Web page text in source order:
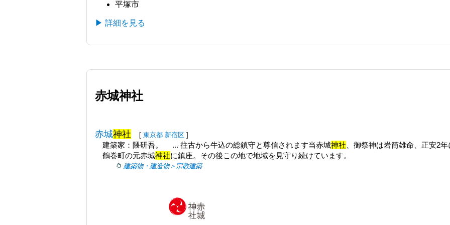
平塚市
▶ 詳細を見る
赤城神社
赤城神社 [ 東京都 新宿区 ]
建築家：隈研吾。 ... 往古から牛込の総鎮守と尊信されます当赤城神社 、御祭神は岩筒雄命、正安2
鶴巻町の元赤城神社に鎮座。その後この地で地域を見守り続けています。
建築物・建造物＞宗教建築